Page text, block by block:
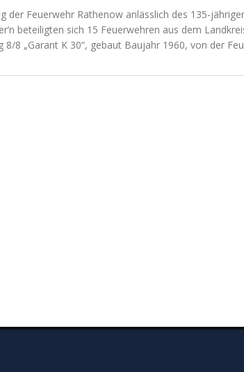
Feuerwehr Rathenow anlässlich des 135-
beteiligten sich 15 Feuerwehren aus dem
8 „Garant K 30“, gebaut Baujahr 1960, von der